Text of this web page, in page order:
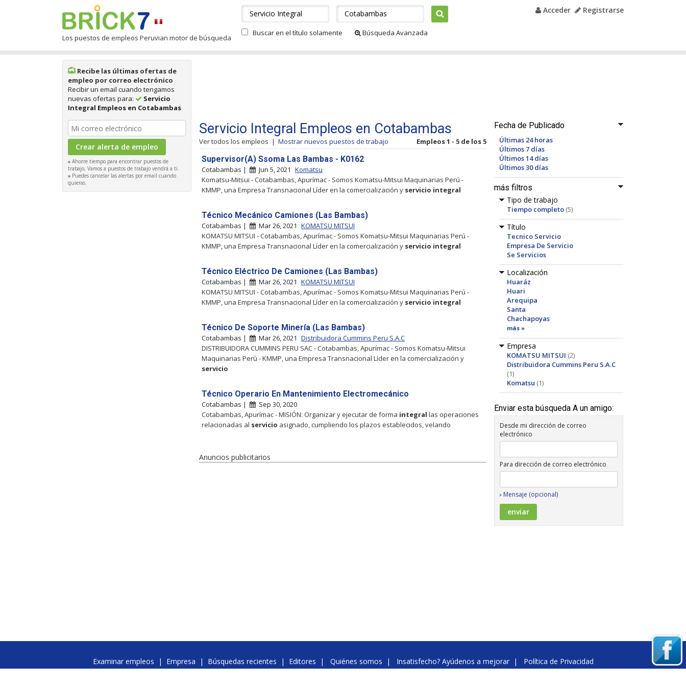
Los puestos de empleos Peruvian motor de búsqueda
Acceder Registrarse
Buscar en el título solamente Búsqueda Avanzada
Recibe las últimas ofertas de
empleo por correo electrónico
Recibir un email cuando tengamos
nuevas ofertas para:
Servicio
Integral Empleos en Cotabambas
Ahorre tiempo para encontrar puestos de
trabajo, Vamos a puestos de trabajo vendrá a ti.
Puedes cancelar las alertas por email cuando
quieras.
Fecha de Publicado
Últimas 24 horas
Últimos 7 días
Últimos 14 días
Últimos 30 días
más filtros
Tipo de trabajo
Tiempo completo (5)
Título
Tecnico Servicio
Empresa De Servicio
Se Servicios
Localización
Huaráz
Huari
Arequipa
Santa
Chachapoyas
más »
Empresa
KOMATSU MITSUI (2)
Distribuidora Cummins Peru S.A.C
(1)
Komatsu (1)
Enviar esta búsqueda A un amigo:
Desde mi dirección de correo
electrónico
Para dirección de correo electrónico
Mensaje (opcional)
Servicio Integral Empleos en Cotabambas
Ver todos los empleos | Mostrar nuevos puestos de trabajo Empleos 1 - 5 de los 5
Supervisor(A) Ssoma Las Bambas - K0162
Cotabambas | Jun 5, 2021 Komatsu
Komatsu-Mitsui - Cotabambas, Apurímac - Somos Komatsu-Mitsui Maquinarias Perú -
KMMP, una Empresa Transnacional Líder en la comercialización y servicio integral
Técnico Mecánico Camiones (Las Bambas)
Cotabambas | Mar 26, 2021 KOMATSU MITSUI
KOMATSU MITSUI - Cotabambas, Apurímac - Somos Komatsu-Mitsui Maquinarias Perú -
KMMP, una Empresa Transnacional Líder en la comercialización y servicio integral
Técnico Eléctrico De Camiones (Las Bambas)
Cotabambas | Mar 26, 2021 KOMATSU MITSUI
KOMATSU MITSUI - Cotabambas, Apurímac - Somos Komatsu-Mitsui Maquinarias Perú -
KMMP, una Empresa Transnacional Líder en la comercialización y servicio integral
Técnico De Soporte Minería (Las Bambas)
Cotabambas | Mar 26, 2021 Distribuidora Cummins Peru S.A.C
DISTRIBUIDORA CUMMINS PERU SAC - Cotabambas, Apurímac - Somos Komatsu-Mitsui
Maquinarias Perú - KMMP, una Empresa Transnacional Líder en la comercialización y
servicio
Técnico Operario En Mantenimiento Electromecánico
Cotabambas |
Sep 30, 2020
Cotabambas, Apurímac - MISIÓN: Organizar y ejecutar de forma integral las operaciones
relacionadas al servicio asignado, cumpliendo los plazos establecidos, velando
Anuncios publicitarios
Examinar empleos | Empresa | Búsquedas recientes | Editores | Quiénes somos | Insatisfecho? Ayúdenos a mejorar| Política de Privacidad